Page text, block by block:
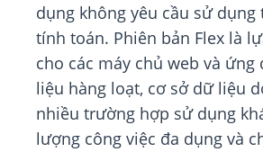
dụng không yêu cầu sử dụng
tính toán. Phiên bản Flex là
cho các máy chủ web và ứng
liệu hàng loạt, cơ sở dữ liệu
nhiều trường hợp sử dụng
lượng công việc đa dụng và